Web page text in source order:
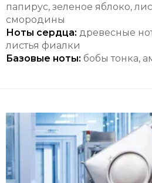
папирус, зеленое яблоко,
смородины
Ноты сердца: древесные
листья фиалки
Базовые ноты: бобы тонка,